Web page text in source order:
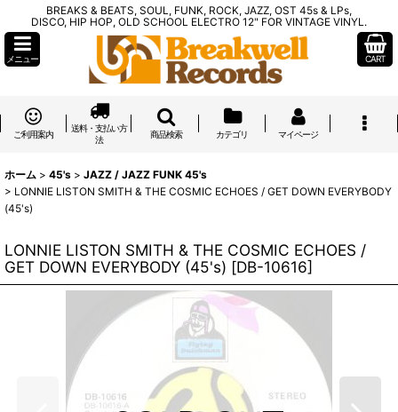
BREAKS & BEATS, SOUL, FUNK, ROCK, JAZZ, OST 45s & LPs,
DISCO, HIP HOP, OLD SCHOOL ELECTRO 12" FOR VINTAGE VINYL.
メニュー CART
ご利用案内
送料・支払い方
法
商品検索 カテゴリ マイページ
ホーム > 45's > JAZZ / JAZZ FUNK 45's
> LONNIE LISTON SMITH & THE COSMIC ECHOES / GET DOWN EVERYBODY
(45's)
LONNIE LISTON SMITH & THE COSMIC ECHOES /
GET DOWN EVERYBODY (45's) [DB-10616]